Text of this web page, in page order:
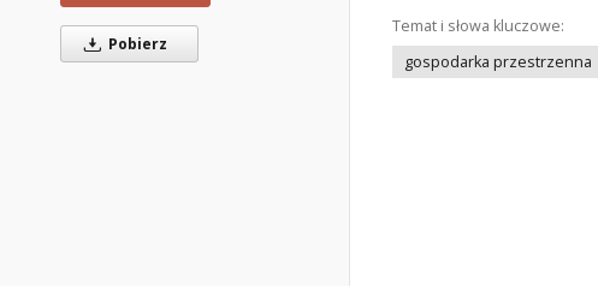
Pobierz
Temat i słowa kluczowe:
gospodarka przestrzenna